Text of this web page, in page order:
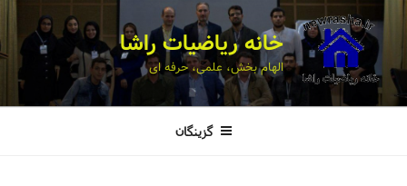
خانه ریاضیات راشا
الهام بخش، علمی، حرفه ای
گزینگان